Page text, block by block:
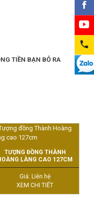
TIỀN BẠN BỎ RA
TƯỢNG ĐỒNG THÀNH
LÀNG CAO 127CM
Giá: Liên hệ
XEM CHI TIẾT